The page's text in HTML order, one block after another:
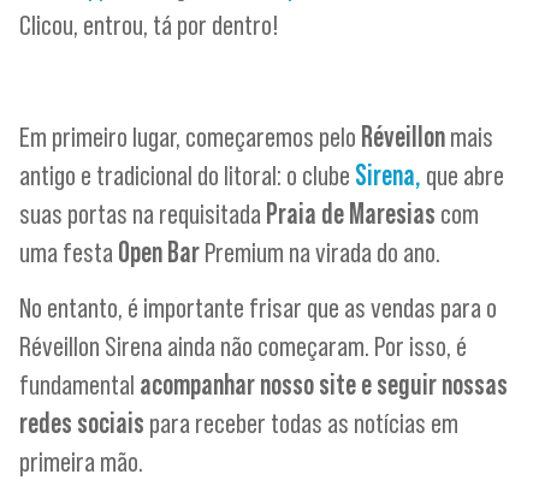
Clicou, entrou, tá por dentro!
Em primeiro lugar, começaremos pelo Réveillonmais
antigo e tradicional do litoral: o clube Sirena, que abre
suas portas na requisitada Praia de Maresias com
uma festa Open BarPremium na virada do ano.
No entanto, é importante frisar que as vendas para o
Réveillon Sirena ainda não começaram. Por isso, é
fundamental acompanhar nosso site e seguir nossas
redes sociais para receber todas as notícias em
primeira mão.